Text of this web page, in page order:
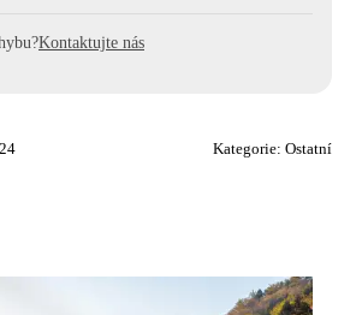
Kontaktujte nás
Kategorie: Ostatní